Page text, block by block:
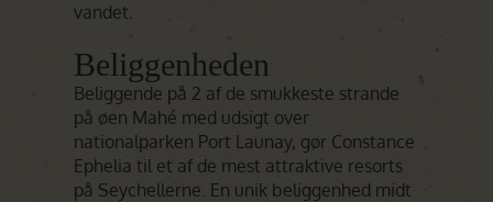
vandet.
Beliggenheden
Beliggende på 2 af de smukkeste strande
på øen Mahé med udsigt over
nationalparken Port Launay, gør Constance
Ephelia til et af de mest attraktive resorts
på Seychellerne. En unik beliggenhed midt